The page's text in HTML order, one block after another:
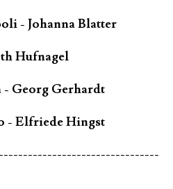
- Johanna Blatter
Hufnagel
Georg Gerhardt
- Elfriede Hingst